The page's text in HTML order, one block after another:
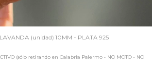
(unidad) 10MM - PLATA 925
(sólo retirando en Calabria Palermo - NO MOTO - NO